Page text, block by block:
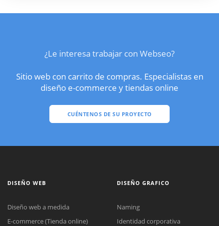
¿Le interesa trabajar con Webseo?
Sitio web con carrito de compras. Especialistas en
diseño e-commerce y tiendas online
CUÉNTENOS DE SU PROYECTO
DISEÑO WEB
Diseño web a medida
E-commerce (Tienda online)
DISEÑO GRAFICO
Naming
Identidad corporativa